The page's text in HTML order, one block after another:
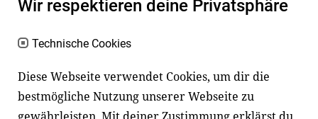
Newsletter
Wir respektieren deine Privatsphäre
Technische Cookies
Diese Webseite verwendet Cookies, um dir die
bestmögliche Nutzung unserer Webseite zu